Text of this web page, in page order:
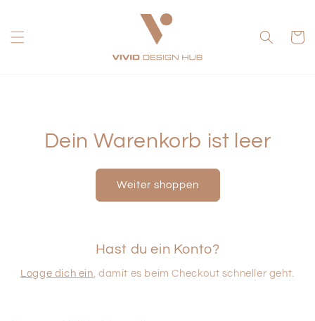
Dein Warenkorb ist leer
Weiter shoppen
Hast du ein Konto?
Logge dich ein, damit es beim Checkout schneller geht.